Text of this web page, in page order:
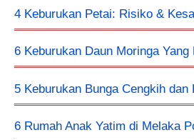
4 Keburukan Petai: Risiko &
6 Keburukan Daun Moringa
5 Keburukan Bunga Cengkih dan
6 Rumah Anak Yatim di Melaka